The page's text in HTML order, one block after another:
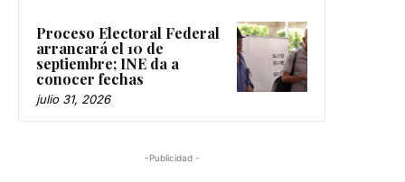
Proceso Electoral Federal
arrancará el 10 de
septiembre; INE da a
conocer fechas
julio 31, 2026
-Publicidad -